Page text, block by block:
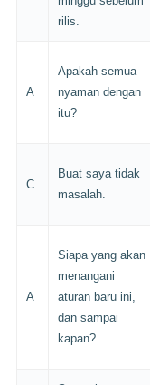
rilis.
A
Apakah semua
nyaman dengan
itu?
C
Buat saya tidak
masalah.
A
Siapa yang akan
menangani
aturan baru ini,
dan sampai
kapan?